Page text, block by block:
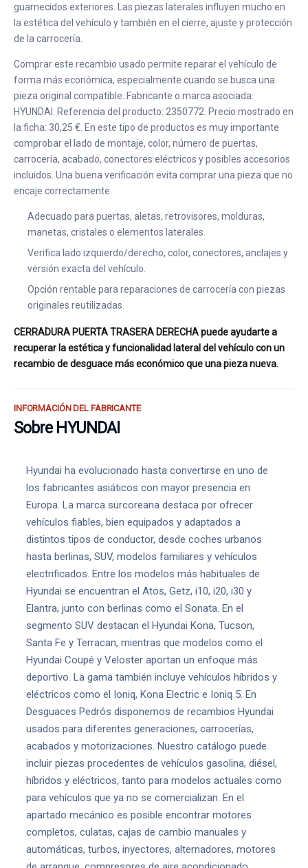
guarnecidos exteriores. Las piezas laterales influyen mucho en
la estética del vehículo y también en el cierre, ajuste y protección
de la carrocería.
Comprar este recambio usado permite reparar el vehículo de
forma más económica, especialmente cuando se busca una
pieza original compatible. Fabricante o marca asociada:
HYUNDAI. Referencia del producto: 2350772. Precio mostrado en
la ficha: 30,25 €. En este tipo de productos es muy importante
comprobar el lado de montaje, color, número de puertas,
carrocería, acabado, conectores eléctricos y posibles accesorios
incluidos. Una buena verificación evita comprar una pieza que no
encaje correctamente.
Adecuado para puertas, aletas, retrovisores, molduras,
manetas, cristales o elementos laterales.
Verifica lado izquierdo/derecho, color, conectores, anclajes y
versión exacta del vehículo.
Opción rentable para reparaciones de carrocería con piezas
originales reutilizadas.
CERRADURA PUERTA TRASERA DERECHA puede ayudarte a
recuperar la estética y funcionalidad lateral del vehículo con un
recambio de desguace más económico que una pieza nueva.
INFORMACIÓN DEL FABRICANTE
Sobre HYUNDAI
Hyundai ha evolucionado hasta convertirse en uno de
los fabricantes asiáticos con mayor presencia en
Europa. La marca surcoreana destaca por ofrecer
vehículos fiables, bien equipados y adaptados a
distintos tipos de conductor, desde coches urbanos
hasta berlinas, SUV, modelos familiares y vehículos
electrificados. Entre los modelos más habituales de
Hyundai se encuentran el Atos, Getz, i10, i20, i30 y
Elantra, junto con berlinas como el Sonata. En el
segmento SUV destacan el Hyundai Kona, Tucson,
Santa Fe y Terracan, mientras que modelos como el
Hyundai Coupé y Veloster aportan un enfoque más
deportivo. La gama también incluye vehículos híbridos y
eléctricos como el Ioniq, Kona Electric e Ioniq 5. En
Desguaces Pedrós disponemos de recambios Hyundai
usados para diferentes generaciones, carrocerías,
acabados y motorizaciones. Nuestro catálogo puede
incluir piezas procedentes de vehículos gasolina, diésel,
híbridos y eléctricos, tanto para modelos actuales como
para vehículos que ya no se comercializan. En el
apartado mecánico es posible encontrar motores
completos, culatas, cajas de cambio manuales y
automáticas, turbos, inyectores, alternadores, motores